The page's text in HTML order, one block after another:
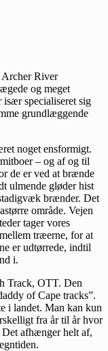
River
og meget
især specialiseret sig
grundlæggende
noget ensformigt.
– og af og til
de er ved at brænde
ulmende gløder hist
brænder. Det
område. Vejen
tager vores
træerne, for at
er udtørrede, indtil
i.
Track, OTT. Den
of Cape tracks”.
i landet. Man kan kun
fra år til år hvor
afhænger helt af,